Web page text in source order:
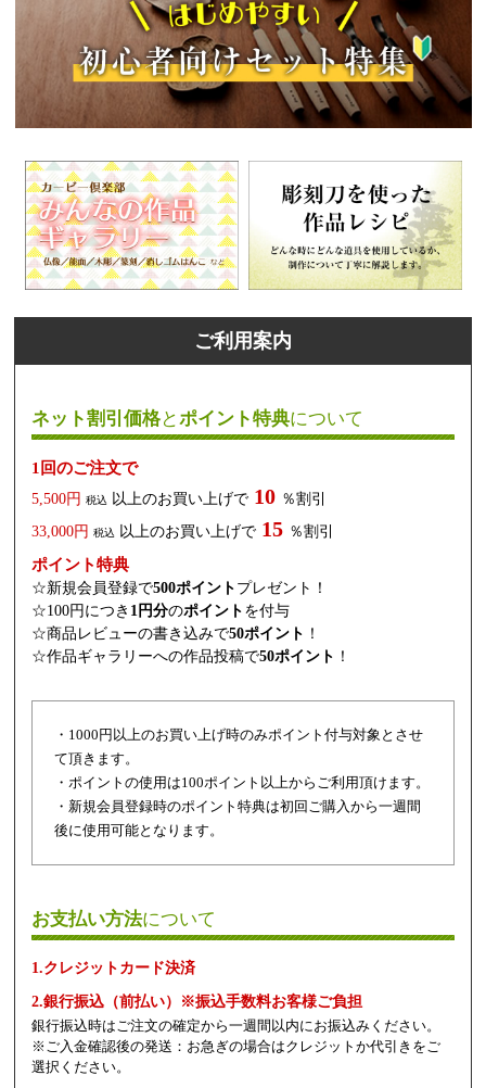
ご利用案内
ネット割引価格とポイント特典について
1回のご注文で
5,500円 税込 以上のお買い上げで 10 ％割引
33,000円 税込 以上のお買い上げで 15 ％割引
ポイント特典
☆新規会員登録で500ポイント プレゼント！
☆100円につき 1円分のポイント を付与
☆商品レビューの書き込みで50ポイント ！
☆作品ギャラリーへの作品投稿で50ポイント ！
・1000円以上のお買い上げ時のみポイント付与対象とさせ
て頂きます。
・ポイントの使用は100ポイント以上からご利用頂けます。
・新規会員登録時のポイント特典は初回ご購入から一週間
後に使用可能となります。
お支払い方法について
1.クレジットカード決済
2.銀行振込（前払い）※振込手数料お客様ご負担
銀行振込時はご注文の確定から一週間以内にお振込みください。
※ご入金確認後の発送：お急ぎの場合はクレジットか代引きをご
選択ください。